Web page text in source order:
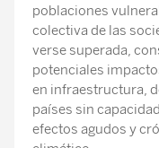
poblaciones
colectiva de las
verse superada,
potenciales
en infraestructura,
países sin
efectos agudos y